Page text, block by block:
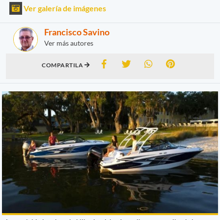
Ver galería de imágenes
Francisco Savino
Ver más autores
COMPARTILA